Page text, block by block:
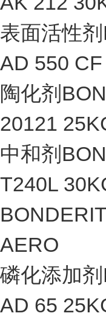
表面活性
AD 550
陶化剂
20121
中和剂
T240L
AERO
磷化添加
AD 65